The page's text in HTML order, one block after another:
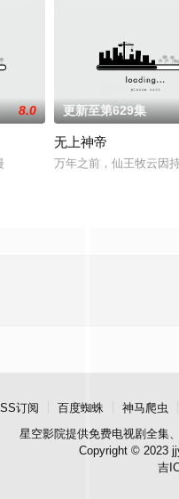
觉醒自我意识的最终BOSS苏夜
8.0 更新至第629集
无上神帝
万年之前，仙王牧云因
订阅 百度蜘蛛 神马爬虫
星空影院提供免费电视剧全集
Copyright © 2023
吉